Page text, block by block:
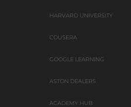
HARVARD UNIVERSITY
COUSERA
GOOGLE LEARNING
ASTON DEALERS
ACADEMY HUB